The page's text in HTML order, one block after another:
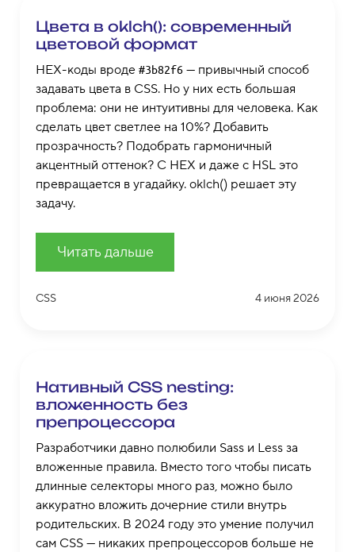
Цвета в oklch(): современный
цветовой формат
HEX-коды вроде #3b82f6 — привычный способ
задавать цвета в CSS. Но у них есть большая
проблема: они не интуитивны для человека. Как
сделать цвет светлее на 10%? Добавить
прозрачность? Подобрать гармоничный
акцентный оттенок? С HEX и даже с HSL это
превращается в угадайку. oklch() решает эту
задачу.
Читать дальше
CSS 4 июня 2026
Нативный CSS nesting:
вложенность без
препроцессора
Разработчики давно полюбили Sass и Less за
вложенные правила. Вместо того чтобы писать
длинные селекторы много раз, можно было
аккуратно вложить дочерние стили внутрь
родительских. В 2024 году это умение получил
сам CSS — никаких препроцессоров больше не